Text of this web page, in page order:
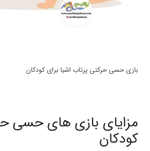
بازی حسی حرکتی پرتاب اشیا برای کودکان
مزایای بازی‌ های حسی
کودکان